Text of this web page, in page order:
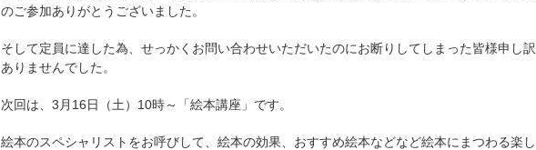
のご参加ありがとうございました。
そして定員に達した為、せっかくお問い合わせいただいたのにお断りしてしまった皆様申し訳
ありませんでした。
次回は、3月16日（土）10時～「絵本講座」です。
絵本のスペシャリストをお呼びして、絵本の効果、おすすめ絵本などなど絵本にまつわる楽し